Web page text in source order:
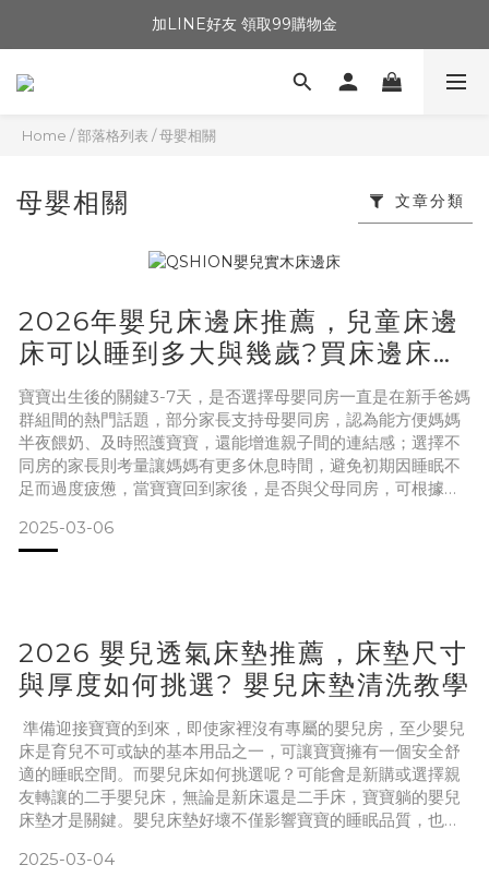
加LINE好友 領取99購物金
Home /部落格列表 /母嬰相關
母嬰相關 文章分類
2026年嬰兒床邊床推薦，兒童床邊
床可以睡到多大與幾歲?買床邊床的
缺點?
寶寶出生後的關鍵3-7天，是否選擇母嬰同房一直是在新手爸媽
群組間的熱門話題，部分家長支持母嬰同房，認為能方便媽媽
半夜餵奶、及時照護寶寶，還能增進親子間的連結感；選擇不
同房的家長則考量讓媽媽有更多休息時間，避免初期因睡眠不
足而過度疲憊，當寶寶回到家後，是否與父母同房，可根據家
床」的方式，大床搭配使用床邊床是一種選擇，床邊床能與大
床無縫連接，讓寶寶睡得更安心，還能方便媽媽夜間餵奶或安
2025-03-06
2026 嬰兒透氣床墊推薦，床墊尺寸
與厚度如何挑選? 嬰兒床墊清洗教學
準備迎接寶寶的到來，即使家裡沒有專屬的嬰兒房，至少嬰兒
床是育兒不可或缺的基本用品之一，可讓寶寶擁有一個安全舒
適的睡眠空間。而嬰兒床如何挑選呢？可能會是新購或選擇親
友轉讓的二手嬰兒床，無論是新床還是二手床，寶寶躺的嬰兒
床墊才是關鍵。嬰兒床墊好壞不僅影響寶寶的睡眠品質，也關
都需要仔細考量，QSHION從床墊尺寸、厚度的挑選，以及清
2025-03-04